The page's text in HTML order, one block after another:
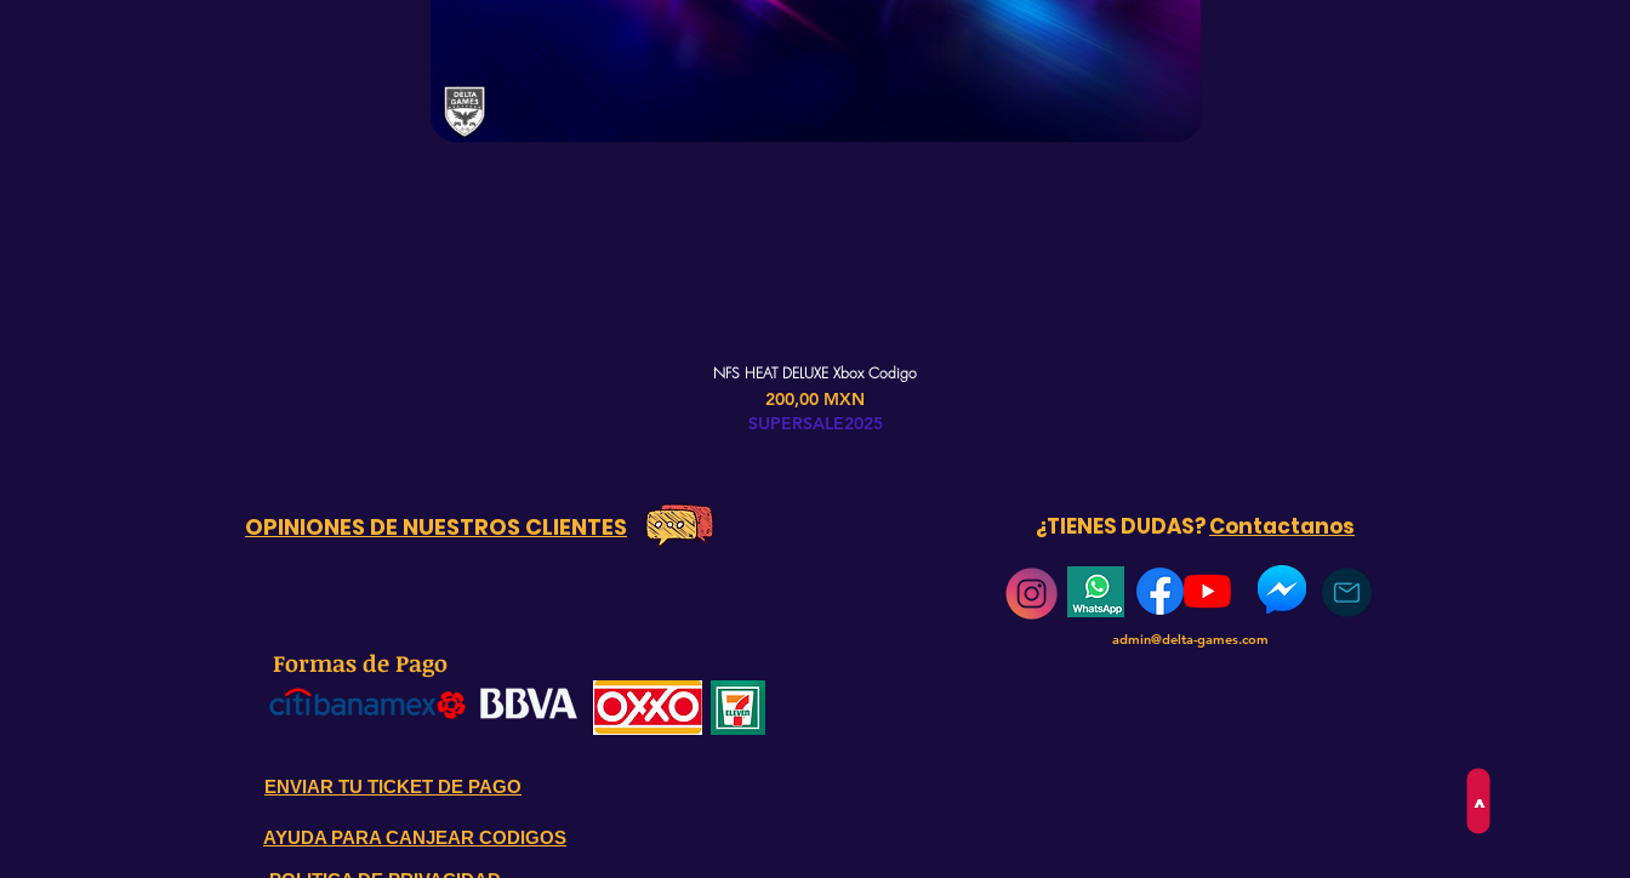
NFS HEAT DELUXE Xbox Codigo
Precio
200,00 MXN
SUPERSALE2025
>
OPINIONES DE NUESTROS CLIENTES ¿TIENES DUDAS?Contactanos
admin@delta-games.com
Formas de Pago
ENVIAR TU TICKET DE PAGO
AYUDA PARA CANJEAR CODIGOS